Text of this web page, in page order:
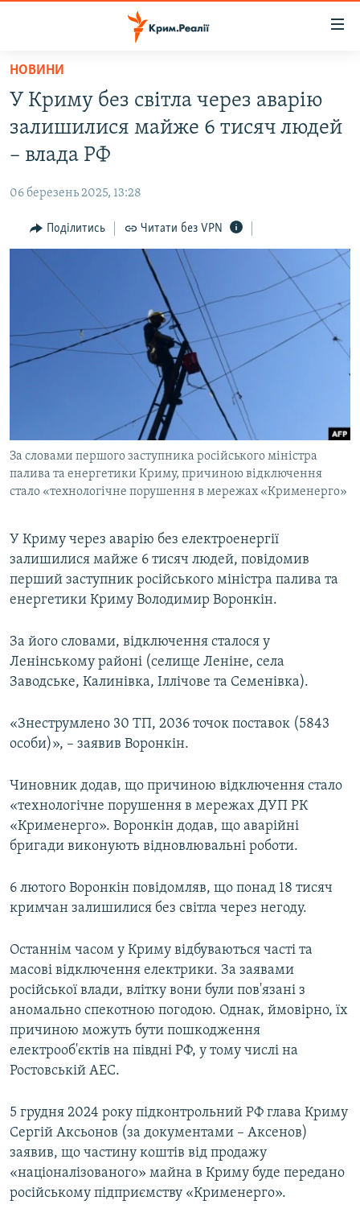
Перейти
основного
матеріалу
основної
навігації
Перейти
до
пошуку
ВОДА.КРИМ
ВІДЕО ТА ФОТО
БЛОГИ
ПОГЛЯД
ІНТЕРВ'Ю
ВСЕ ЗА ДЕНЬ
ДЕПОРТАЦІЯ
УКРАЇНСЬКА ПРОБЛЕМА КРИМУ
ІНФОГРАФІКА
ЯК ОБІЙТИ БЛОКУВАННЯ
ДОЛУЧАЙСЯ!
Усі сайти RFE/RL
НОВИНИ
У Криму без світла через аварію
залишилися майже 6 тисяч людей
– влада РФ
06 березень 2025, 13:28
Поділитись Читати без VPN
За словами першого заступника російського міністра
палива та енергетики Криму, причиною відключення
стало «технологічне порушення в мережах «Крименерго»
У Криму через аварію без електроенергії
залишилися майже 6 тисяч людей, повідомив
перший заступник російського міністра палива та
енергетики Криму Володимир Воронкін.
За його словами, відключення сталося у
Ленінському районі (селище Леніне, села
Заводське, Калинівка, Іллічове та Семенівка).
«Знеструмлено 30 ТП, 2036 точок поставок (5843
особи)», – заявив Воронкін.
Чиновник додав, що причиною відключення стало
«технологічне порушення в мережах ДУП РК
«Крименерго». Воронкін додав, що аварійні
бригади виконують відновлювальні роботи.
6 лютого Воронкін повідомляв, що понад 18 тисяч
кримчан залишилися без світла через негоду.
Останнім часом у Криму відбуваються часті та
масові відключення електрики. За заявами
російської влади, влітку вони були пов'язані з
аномально спекотною погодою. Однак, ймовірно, їх
причиною можуть бути пошкодження
електрооб'єктів на півдні РФ, у тому числі на
Ростовській АЕС.
5 грудня 2024 року підконтрольний РФ глава Криму
Сергій Аксьонов (за документами – Аксенов)
заявив, що частину коштів від продажу
«націоналізованого» майна в Криму буде передано
російському підприємству «Крименерго».